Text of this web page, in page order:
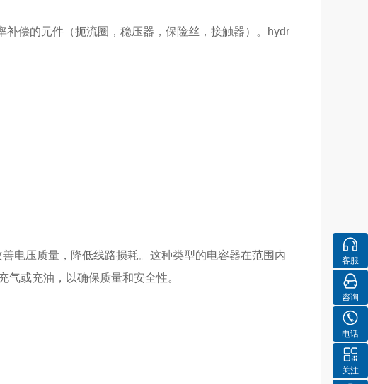
偿的元件（扼流圈，稳压器，保险丝，接触器）。hydr
电压质量，降低线路损耗。这种类型的电容器在范围内
或充油，以确保质量和安全性。
客服
咨询
电话
关注